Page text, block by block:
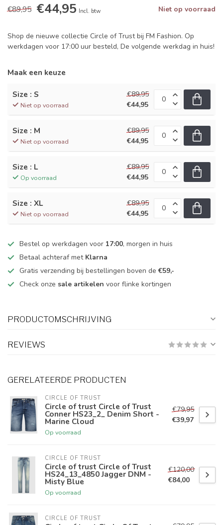
€89,95 €44,95 Incl. btw Niet op voorraad
Shop de nieuwe collectie Circle of Trust bij FM Fashion. Op
werkdagen voor 17:00 uur besteld, De volgende werkdag in huis!
Maak een keuze
Size : S
Niet op voorraad
€89,95
€44,95
Size : M
Niet op voorraad
€89,95
€44,95
Size : L
Op voorraad
€89,95
€44,95
Size : XL
Niet op voorraad
€89,95
€44,95
Bestel op werkdagen voor 17:00, morgen in huis
Betaal achteraf met Klarna
Gratis verzending bij bestellingen boven de€59,-
Check onze sale artikelen voor flinke kortingen
PRODUCTOMSCHRIJVING
REVIEWS
GERELATEERDE PRODUCTEN
CIRCLE OF TRUST
Circle of trust Circle of Trust
Conner HS23_2_ Denim Short -
Marine Cloud
Op voorraad
€79,95
€39,97
CIRCLE OF TRUST
Circle of trust Circle of Trust
HS24_13_4850 Jagger DNM -
Misty Blue
Op voorraad
€120,00
€84,00
CIRCLE OF TRUST